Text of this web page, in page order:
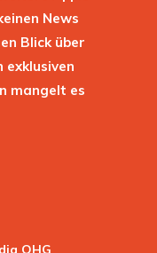
News
Blick über
exklusiven
mangelt es
OHG